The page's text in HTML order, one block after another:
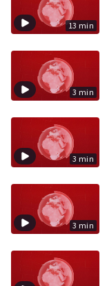
13 min
3 min
3 min
3 min